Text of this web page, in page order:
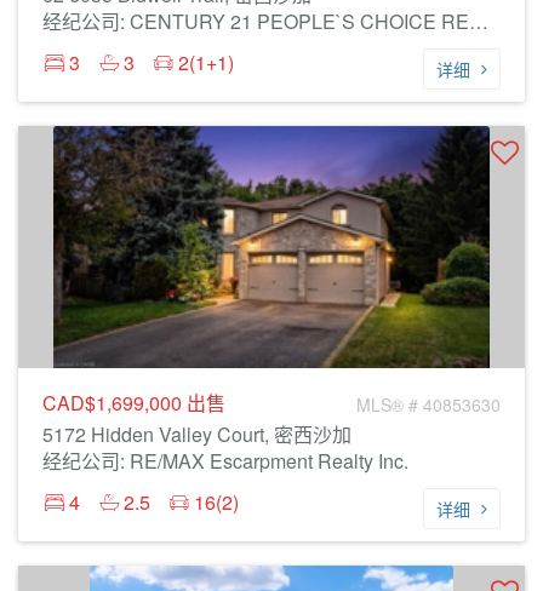
经纪公司: CENTURY 21 PEOPLE`S CHOICE REALTY INC.
3
3 2(1+1) 详细
CAD$1,699,000 出售 MLS® # 40853630
5172 Hidden Valley Court, 密西沙加
经纪公司: RE/MAX Escarpment Realty Inc.
4
2.5 16(2) 详细